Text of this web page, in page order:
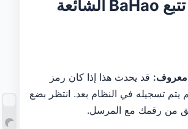
مشكلات تتبع BaHao الشائعة
معروف: قد يحدث هذا إذا كان رمز
يتم تسجيله في النظام بعد. انتظر بضع
من رقمك مع المرسل.